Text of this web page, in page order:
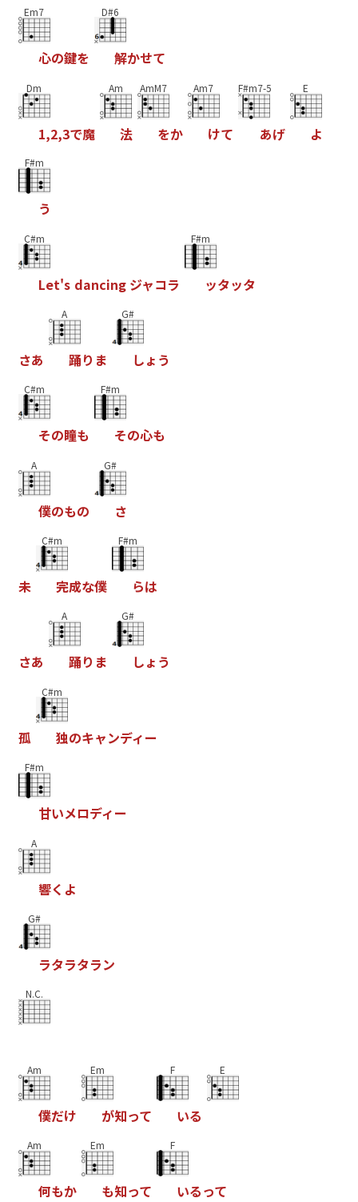
Em7
心の鍵を
D#6
解かせて
Dm
1,2,3で魔
Am
法
AmM7
をか
Am7
けて
F#m7-5
あげ
E
よ
F#m
う
C#m
Let's dancing ジャコラ
F#m
ッタッタ
さあ
A
踊り ま
G#
しょ う
C#m
その瞳も
F#m
その心も
A
僕のもの
G#
さ
未
C#m
完成な僕
F#m
らは
さあ
A
踊り ま
G#
しょ う
孤
C#m
独のキャンディー
F#m
甘いメロディー
A
響く よ
G#
ラタラタラン
N.C.
Am
僕だけ
Em
が知って
F
いる
E
Am
何もか
Em
も知って
F
いるって